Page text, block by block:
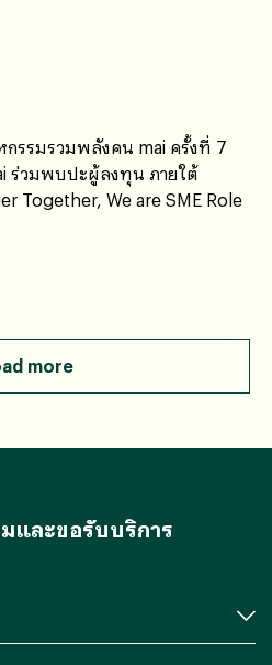
กรรมรวมพลังคน mai ครั้งที่ 7
ร่วมพบปะผู้ลงทุน ภายใต้
Together, We are SME Role
more
และขอรับบริการ